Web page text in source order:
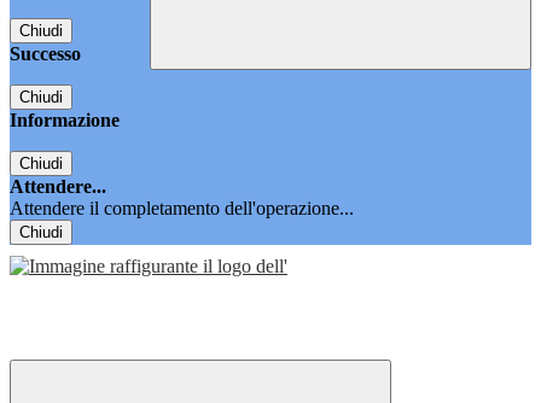
Chiudi
Successo
Chiudi
Informazione
Chiudi
Attendere...
Attendere il completamento dell'operazione...
Chiudi